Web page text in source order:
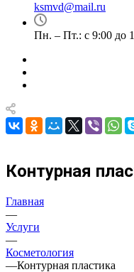
ksmvd@mail.ru
Пн. – Пт.: с 9:00 до
Контурная
Главная
—
Услуги
—
Косметология
—Контурная пластика